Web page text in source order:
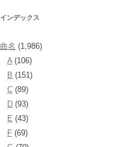
インデックス
曲名 (1,986)
A (106)
B (151)
C (89)
D (93)
E (43)
F (69)